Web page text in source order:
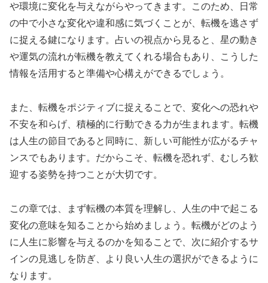
や環境に変化を与えながらやってきます。このため、日常
の中で小さな変化や違和感に気づくことが、転機を逃さず
に捉える鍵になります。占いの視点から見ると、星の動き
や運気の流れが転機を教えてくれる場合もあり、こうした
情報を活用すると準備や心構えができるでしょう。
また、転機をポジティブに捉えることで、変化への恐れや
不安を和らげ、積極的に行動できる力が生まれます。転機
は人生の節目であると同時に、新しい可能性が広がるチャ
ンスでもあります。だからこそ、転機を恐れず、むしろ歓
迎する姿勢を持つことが大切です。
この章では、まず転機の本質を理解し、人生の中で起こる
変化の意味を知ることから始めましょう。転機がどのよう
に人生に影響を与えるのかを知ることで、次に紹介するサ
インの見逃しを防ぎ、より良い人生の選択ができるように
なります。